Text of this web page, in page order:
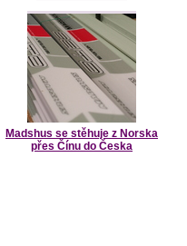
Madshus se stěhuje z Norska
přes Čínu do Česka